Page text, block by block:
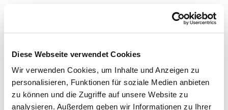
Diese Webseite verwendet Cookies
Wir verwenden Cookies, um Inhalte und Anzeigen zu
personalisieren, Funktionen für soziale Medien anbieten
zu können und die Zugriffe auf unsere Website zu
analysieren. Außerdem geben wir Informationen zu Ihrer